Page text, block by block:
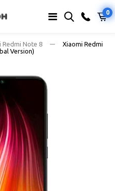
0
Redmi Note 8
Xiaomi Redmi
Version)